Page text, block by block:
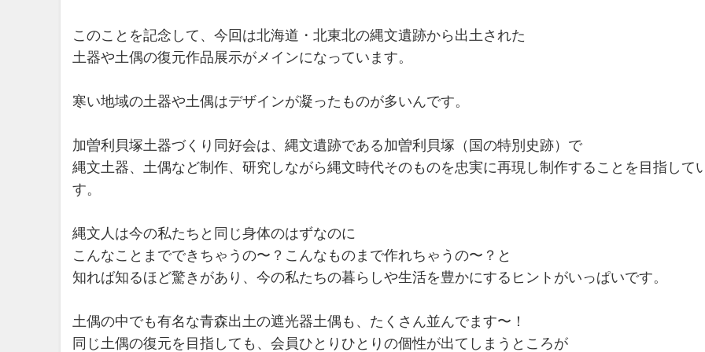
このことを記念して、今回は北海道・北東北の縄文遺跡から出土された
土器や土偶の復元作品展示がメインになっています。
寒い地域の土器や土偶はデザインが凝ったものが多いんです。
加曽利貝塚土器づくり同好会は、縄文遺跡である加曽利貝塚（国の特別史跡）で
縄文土器、土偶など制作、研究しながら縄文時代そのものを忠実に再現し制作することを目指して
す。
縄文人は今の私たちと同じ身体のはずなのに
こんなことまでできちゃうの〜？こんなものまで作れちゃうの〜？と
知れば知るほど驚きがあり、今の私たちの暮らしや生活を豊かにするヒントがいっぱいです。
土偶の中でも有名な青森出土の遮光器土偶も、たくさん並んでます〜！
同じ土偶の復元を目指しても、会員ひとりひとりの個性が出てしまうところが